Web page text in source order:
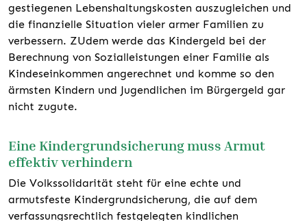
gestiegenen Lebenshaltungskosten auszugleichen und
die finanzielle Situation vieler armer Familien zu
verbessern. ZUdem werde das Kindergeld bei der
Berechnung von Sozialleistungen einer Familie als
Kindeseinkommen angerechnet und komme so den
ärmsten Kindern und Jugendlichen im Bürgergeld gar
nicht zugute.
Eine Kindergrundsicherung muss Armut
effektiv verhindern
Die Volkssolidarität steht für eine echte und
armutsfeste Kindergrundsicherung, die auf dem
verfassungsrechtlich festgelegten kindlichen